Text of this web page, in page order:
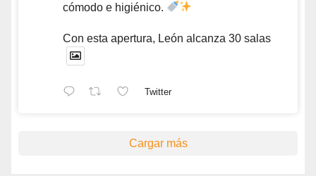
cómodo e higiénico.
Con esta apertura, León alcanza 30 salas
Twitter
Cargar más